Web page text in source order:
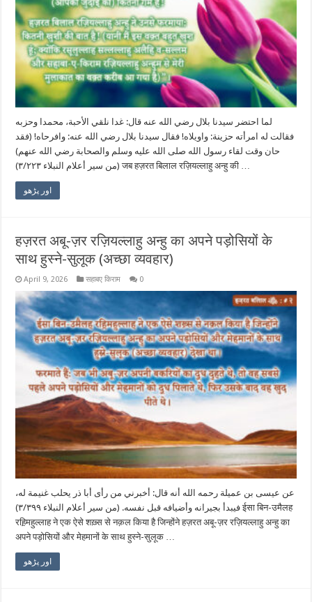
لما احتضر سيدنا بلال رضي الله عنه قال: غدا نلقي الأحبة، محمدا وحزبه
فقالت له امرأته حزينة: واويلاه! فقال سيدنا بلال رضي الله عنه: وافرحاه! (فقد
حان وقت لقاء رسول الله صلى الله عليه وسلم والصحابة رضي الله عنهم)
(من سير أعلام النبلاء ٣/٢٢٣) जब हज़रत बिलाल रज़ियल्लाहु अन्हु की …
اور پڑھو
हज़रत अबू-ज़र रज़ियल्लाहु अन्हु का अपने पड़ोसियों के
साथ हुस्ने-सुलूक (अच्छा व्यवहार)
April 9, 2026 सहाबए किराम 0
عن عيسى بن عميلة رحمه الله أنه قال: أخبرني من رأى أبا ذر يحلب غنيمة له،
فيبدأ بجيرانه وأضيافه قبل نفسه. (من سير أعلام النبلاء ٣/٣٩٩) ईसा बिन-उमैलह
रह़िमहुल्लाह ने एक ऐसे शख़्स से नक़ल किया है जिन्होंने हज़रत अबू-ज़र रज़ियल्लाहु अन्हु का
अपने पड़ोसियों और मेहमानों के साथ हुस्ने-सुलूक …
اور پڑھو